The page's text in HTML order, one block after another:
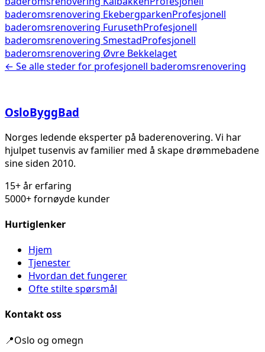
baderomsrenovering EkebergparkenProfesjonell
baderomsrenovering FurusethProfesjonell
baderomsrenovering SmestadProfesjonell
baderomsrenovering Øvre Bekkelaget
← Se alle steder for profesjonell baderomsrenovering
OsloByggBad
Norges ledende eksperter på baderenovering. Vi har
hjulpet tusenvis av familier med å skape drømmebadene
sine siden 2010.
15+ år erfaring
5000+ fornøyde kunder
Hurtiglenker
Hjem
Tjenester
Hvordan det fungerer
Ofte stilte spørsmål
Kontakt oss
📍Oslo og omegn